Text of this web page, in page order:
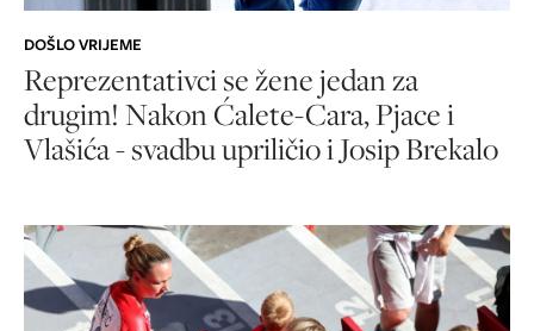
DOŠLO VRIJEME
Reprezentativci se žene jedan za
drugim! Nakon Ćalete-Cara, Pjace i
Vlašića - svadbu upriličio i Josip Brekalo